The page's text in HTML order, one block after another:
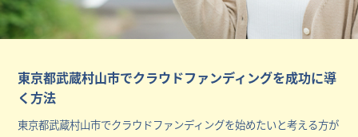
東京都武蔵村山市でクラウドファンディングを成功に導
く方法
東京都武蔵村山市でクラウドファンディングを始めたいと考える方が